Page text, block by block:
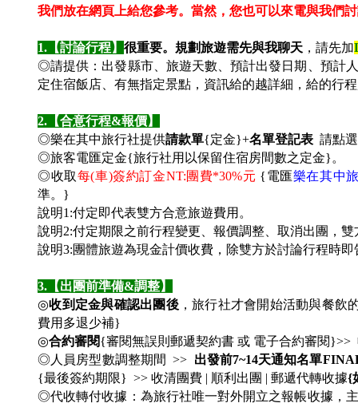
我們放在網頁上給您參考。 當然，您也可以來電與我們
1. 【討論行程】 很重要。規劃旅遊需先與我聊天 ，請先加
◎請提供：出發縣市、旅遊天數、預計出發日期、預計
定住宿飯店、有無指定景點，資訊給的越詳細，給的行
2. 【合意行程&報價】
◎樂在其中旅行社提供請款單{定金}+名單登記表 請點
◎旅客電匯定金{旅行社用以保留住宿房間數之定金}。
◎收取每(車)簽約訂金NT:團費*30%元 {電匯樂在其中
準。 }
說明1:付定即代表雙方合意旅遊費用。
說明2:付定期限之前行程變更、報價調整、取消出團，
說明3:團體旅遊為現金計價收費，除雙方於討論行程時
3. 【出團前準備&調整】
◎收到定金與確認出團後，旅行社才會開始活動與餐飲
費用多退少補}
◎合約審閱{審閱無誤則郵遞契約書 或 電子合約審閱
◎人員房型數調整期間 >> 出發前7~14天通知名單
{最後簽約期限} >> 收清團費 | 順利出團 | 郵遞代轉收據{
◎代收轉付收據：為旅行社唯一對外開立之報帳收據，